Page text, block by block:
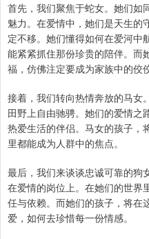
首先，我们聚焦于蛇女。她们如
魅力。在爱情中，她们是天生的
定不移。她们懂得如何在爱河中
能紧紧抓住那份珍贵的陪伴。而
福，仿佛注定要成为家族中的佼
接着，我们转向热情奔放的马女
田野上自由驰骋。她们的爱情之
热爱生活的伴侣。马女的孩子，
里都能成为人群中的焦点。
最后，我们来谈谈忠诚可靠的狗
在爱情的岗位上。在她们的世界
任与依赖。而她们的孩子，将在
爱，如何去珍惜每一份情感。